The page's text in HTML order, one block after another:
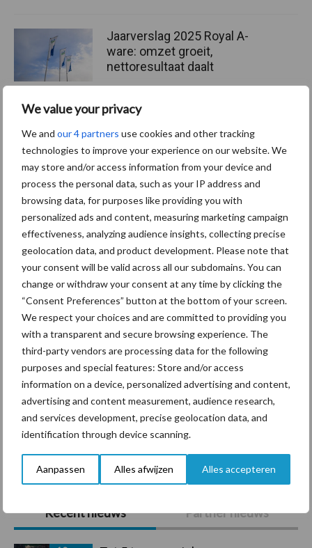
We value your privacy
We and our 4 partners use cookies and other tracking
technologies to improve your experience on our website. We
may store and/or access information from your device and
process the personal data, such as your IP address and
browsing data, for purposes like providing you with
personalized ads and content, measuring marketing campaign
effectiveness, analyzing audience insights, collecting precise
geolocation data, and product development. Please note that
your consent will be valid across all our subdomains. You can
change or withdraw your consent at any time by clicking the
“Consent Preferences” button at the bottom of your screen.
We respect your choices and are committed to providing you
with a transparent and secure browsing experience. The
third-party vendors are processing data for the following
purposes and special features: Store and/or access
information on a device, personalized advertising and content,
advertising and content measurement, audience research,
and services development, precise geolocation data, and
identification through device scanning.
Aanpassen Alles afwijzen Alles accepteren
Sidebar
Recent nieuws Partner nieuws
Jaarverslag 2025 Royal A-
ware: omzet groeit,
nettoresultaat daalt
Machines en werktuigen
Themapagina's
Diergezondheid Bemesting Fokkerij
Beregening Bijproducten